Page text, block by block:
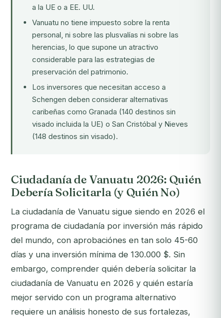
a la UE o a EE. UU.
Vanuatu no tiene impuesto sobre la renta
personal, ni sobre las plusvalías ni sobre las
herencias, lo que supone un atractivo
considerable para las estrategias de
preservación del patrimonio.
Los inversores que necesitan acceso a
Schengen deben considerar alternativas
caribeñas como Granada (140 destinos sin
visado incluida la UE) o San Cristóbal y Nieves
(148 destinos sin visado).
Ciudadanía de Vanuatu 2026: Quién
Debería Solicitarla (y Quién No)
La ciudadanía de Vanuatu sigue siendo en 2026 el
programa de ciudadanía por inversión más rápido
del mundo, con aprobaciónes en tan solo 45-60
días y una inversión mínima de 130.000 $. Sin
embargo, comprender quién debería solicitar la
ciudadanía de Vanuatu en 2026 y quién estaría
mejor servido con un programa alternativo
requiere un análisis honesto de sus fortalezas,